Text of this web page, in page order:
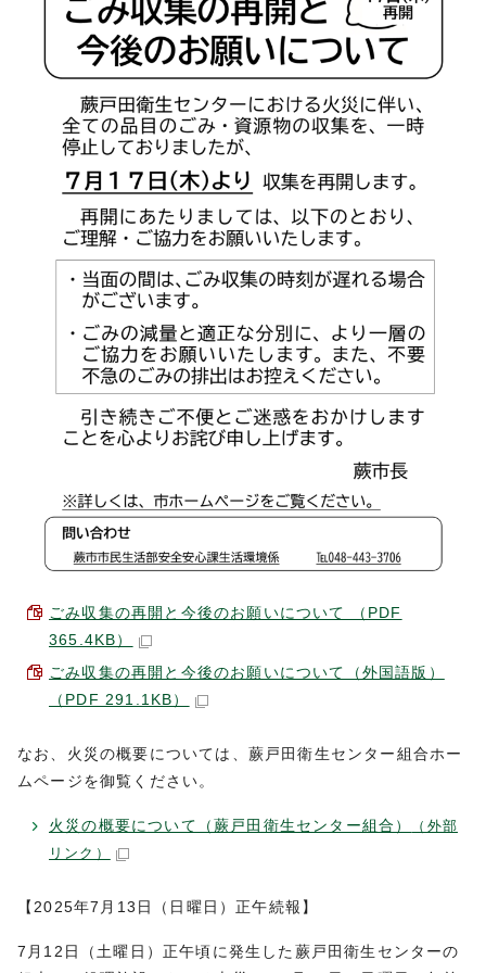
ごみ収集の再開と今後のお願いについて （PDF
365.4KB）
ごみ収集の再開と今後のお願いについて（外国語版）
（PDF 291.1KB）
なお、火災の概要については、蕨戸田衛生センター組合ホー
ムページを御覧ください。
火災の概要について（蕨戸田衛生センター組合）
（外部
リンク）
【2025年7月13日（日曜日）正午続報】
7月12日（土曜日）正午頃に発生した蕨戸田衛生センターの